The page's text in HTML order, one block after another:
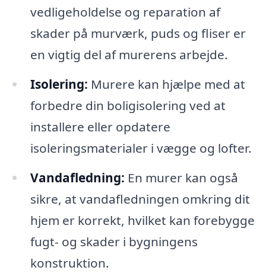
vedligeholdelse og reparation af
skader på murværk, puds og fliser er
en vigtig del af murerens arbejde.
Isolering: Murere kan hjælpe med at
forbedre din boligisolering ved at
installere eller opdatere
isoleringsmaterialer i vægge og lofter.
Vandafledning: En murer kan også
sikre, at vandafledningen omkring dit
hjem er korrekt, hvilket kan forebygge
fugt- og skader i bygningens
konstruktion.